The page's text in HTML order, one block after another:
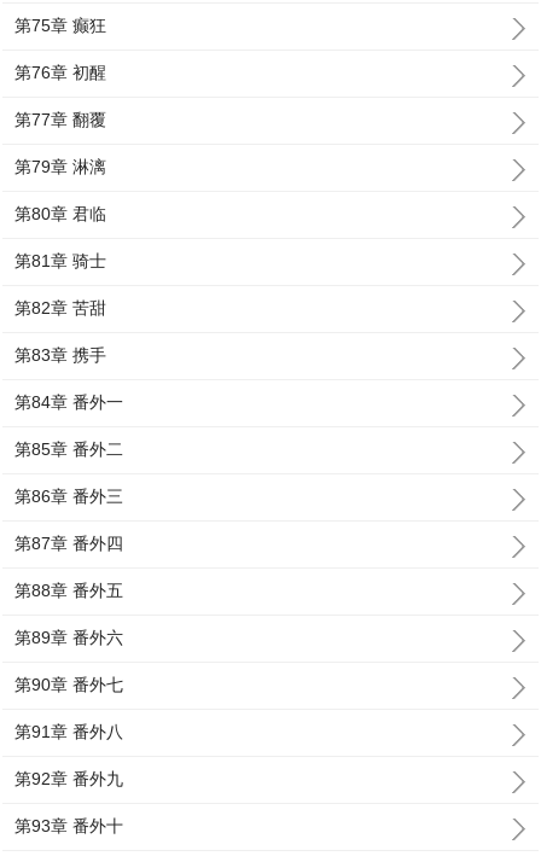
第75章 癫狂
第76章 初醒
第77章 翻覆
第79章 淋漓
第80章 君临
第81章 骑士
第82章 苦甜
第83章 携手
第84章 番外一
第85章 番外二
第86章 番外三
第87章 番外四
第88章 番外五
第89章 番外六
第90章 番外七
第91章 番外八
第92章 番外九
第93章 番外十